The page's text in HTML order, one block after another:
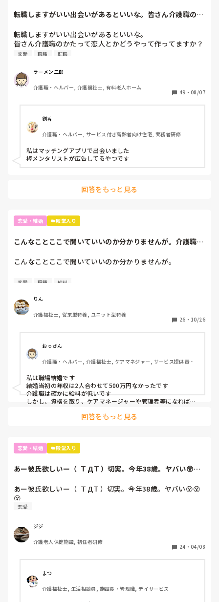
転職しますがいい出会いがあるといいな。皆さん介護職のか
転職しますがいい出会いがあるといいな。
皆さん介護職のかたって恋人とかどうやって作ってますか？
そろそろ彼女欲しいwww
恋愛 職種 転職
ラーメン二郎
介護職・ヘルパー, 介護福祉士, 有料老人ホーム
49 ・ 08/07
劉香
介護職・ヘルパー, サービス付き高齢者向け住宅, 実務者研修
私はマッチングアプリで出会いました
棒メンタリストが広告してるやつです
回答をもっと見る
恋愛・結婚 👑殿堂入り
こんなことここで聞いていいのか分かりませんが。介護職員
こんなことここで聞いていいのか分かりませんが。
介護職員の給料が低過ぎて、婚活に二の足を踏んでしまいま
職場恋愛は前にあったんですが、遊びだったらしく本気では
無い、との事で私が一時的に鬱病のような状況にもなった事
がある為、したくないです。
マッチングアプリや恋活婚活パーティーに参加したことあり
ますが、やはり年収の面で引っかかりパーティーに参加でき
なかったりしてます。
皆さんはどのような恋活、婚活をしてますか？
もしくはどのような恋愛、結婚をされましたか？
恋愛 職種 給料
りん
介護福祉士, 従来型特養, ユニット型特養
26 ・ 10/26
おっさん
介護職・ヘルパー, 介護福祉士, ケアマネジャー, サービス提供責任
私は職場結婚です
結婚当初の年収は2人合わせて500万円なかったです
介護職は確かに給料が低いです
しかし、資格を取り、ケアマネージャーや管理者等になれば月
もし恋愛をされるのであれば、価値観の合う人と一緒にいたほ
回答をもっと見る
恋愛・結婚 👑殿堂入り
あー彼氏欲しいー（  ＴДＴ）切実。今年38歳。ヤバい😵😵
あー彼氏欲しいー（  ＴДＴ）切実。今年38歳。ヤバい😵😵
😵
恋愛
ジジ
介護老人保健施設, 初任者研修
24 ・ 04/08
まつ
介護福祉士, 生活相談員, 施設長・管理職, デイサービス